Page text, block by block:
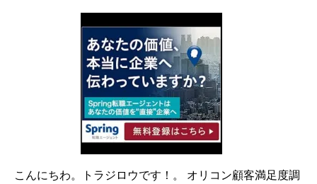
こんにちわ。トラジロウです！。 オリコン顧客満足度調